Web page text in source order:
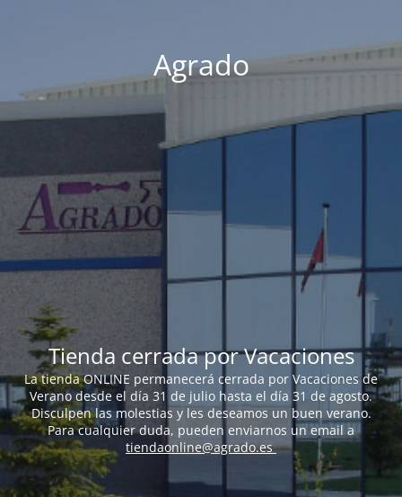
Agrado
Tienda cerrada por Vacaciones
La tienda ONLINE permanecerá cerrada por Vacaciones de
Verano desde el día 31 de julio hasta el día 31 de agosto.
Disculpen las molestias y les deseamos un buen verano.
Para cualquier duda, pueden enviarnos un email a
tiendaonline@agrado.es